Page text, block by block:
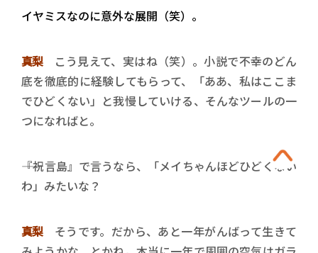
――イヤミスなのに意外な展開（笑）。
真梨こう見えて、実はね（笑）。小説で不幸のどん
底を徹底的に経験してもらって、「ああ、私はここま
でひどくない」と我慢していける、そんなツールの一
つになればと。
――『祝言島』で言うなら、「メイちゃんほどひどくない
わ」みたいな？
真梨そうです。だから、あと一年がんばって生きて